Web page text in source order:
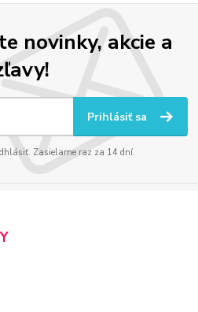
novinky, akcie a
Prihlásiť sa
Zasielame raz za 14 dní.